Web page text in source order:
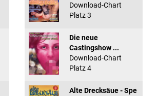
Download-Chart
Platz 3
Die neue
Castingshow ...
Download-Chart
Platz 4
Alte Drecksäue - Spe